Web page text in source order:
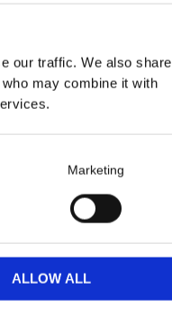
our traffic. We also share
may combine it with
Marketing
ALLOW ALL